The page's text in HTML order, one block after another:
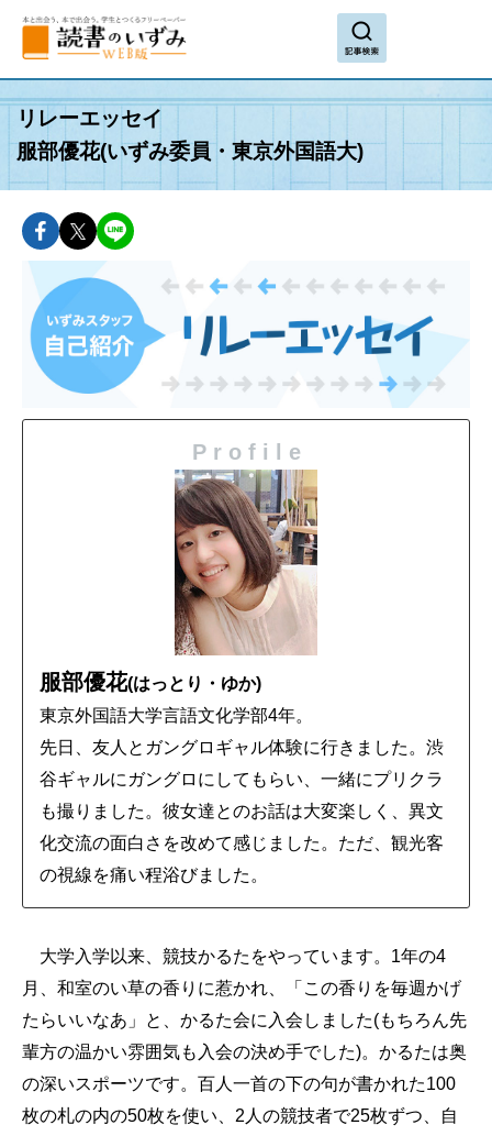
search
リレーエッセイ
服部優花(いずみ委員・東京外国語大)
facebookでshareできます
twitterでshareできます
P r o f i l e
服部優花(はっとり・ゆか)
東京外国語大学言語文化学部4年。
先日、友人とガングロギャル体験に行きました。渋
谷ギャルにガングロにしてもらい、一緒にプリクラ
も撮りました。彼女達とのお話は大変楽しく、異文
化交流の面白さを改めて感じました。ただ、観光客
の視線を痛い程浴びました。
大学入学以来、競技かるたをやっています。1年の4
月、和室のい草の香りに惹かれ、「この香りを毎週かげ
たらいいなあ」と、かるた会に入会しました(もちろん先
輩方の温かい雰囲気も入会の決め手でした)。かるたは奥
の深いスポーツです。百人一首の下の句が書かれた100
枚の札の内の50枚を使い、2人の競技者で25枚ずつ、自